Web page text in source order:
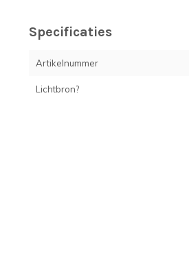
Specificaties
Artikelnummer
Lichtbron?